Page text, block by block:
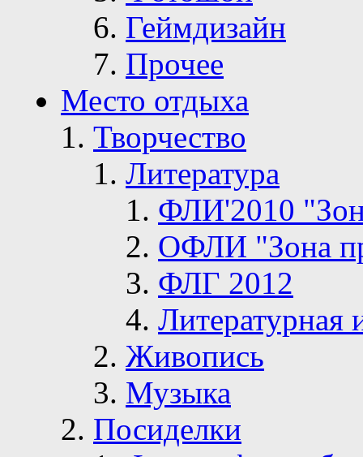
Геймдизайн
Прочее
Место отдыха
Творчество
Литература
ФЛИ'2010
ОФЛИ "Зона
ФЛГ 2012
Живопись
Музыка
Посиделки